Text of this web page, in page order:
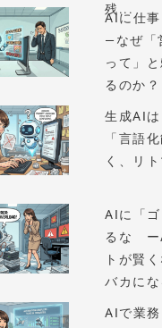
残...
AIに仕
—なぜ「
って」
るのか？
生成AI
「言語
く、リ
AIに「
るな ー
トが賢
バカに
AIで業